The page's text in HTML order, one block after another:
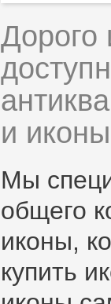
Дорого
и
Мы
общего
иконы,
купить